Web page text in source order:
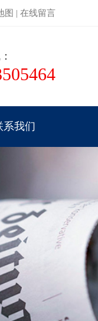
图 | 在线留言
系我们